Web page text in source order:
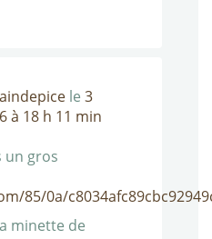
le 3
à 18 h 11 min
un gros
85/0a/
minette de